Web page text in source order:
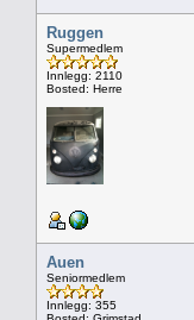
Ruggen
Supermedlem
Innlegg: 2110
Bosted: Herre
Auen
Seniormedlem
Innlegg: 355